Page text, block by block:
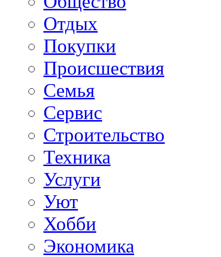
Отдых
Покупки
Происшествия
Семья
Сервис
Строительство
Техника
Услуги
Уют
Хобби
Экономика